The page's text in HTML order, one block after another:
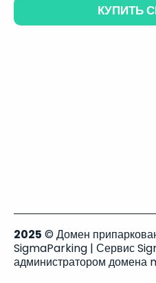
КУПИТЬ
2025 © Домен
SigmaParking | Сервис
администратором домена